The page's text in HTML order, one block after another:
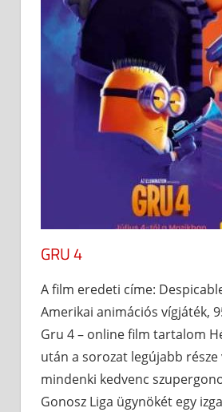
GRU 4
A film eredeti címe:
Amerikai animációs vígjáték,
Gru 4 – online film tartalom
után a sorozat legújabb része
mindenki kedvenc
Gonosz Liga ügynökét egy